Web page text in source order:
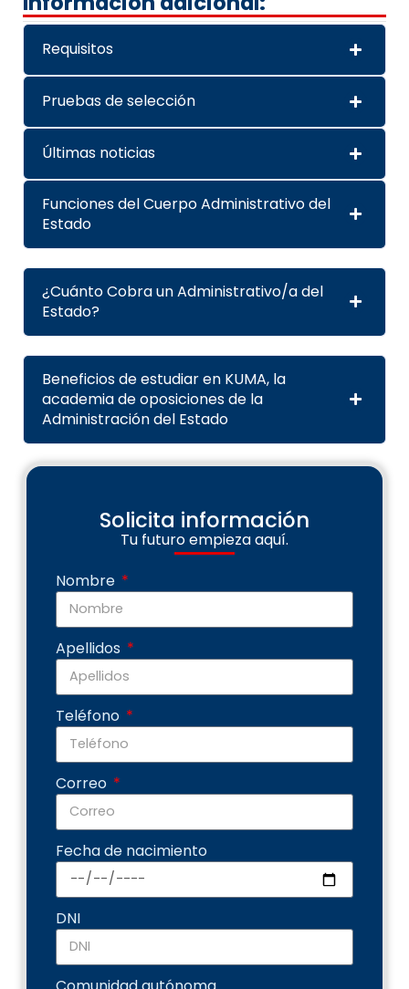
Requisitos
Pruebas de selección
Últimas noticias
Funciones del Cuerpo Administrativo del
Estado
¿Cuánto Cobra un Administrativo/a del
Estado?
Beneficios de estudiar en KUMA, la
academia de oposiciones de la
Administración del Estado
Solicita información
Tu futuro empieza aquí.
Nombre
Apellidos
Teléfono
Correo
Fecha de nacimiento
DNI